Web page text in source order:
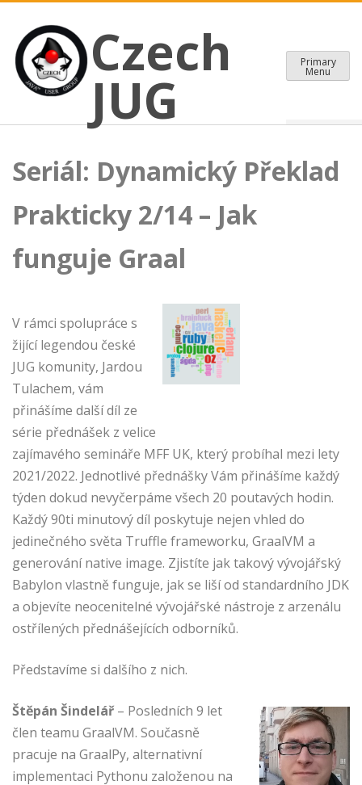
content
Czech JUG
CZECH JAVA USER GROUP
Czech
JUG
Primary
Menu
Seriál: Dynamický Překlad
Prakticky 2/14 – Jak
funguje Graal
V rámci spolupráce s
žijící legendou české
JUG komunity, Jardou
Tulachem, vám
přinášíme další díl ze
série přednášek z velice
zajímavého semináře MFF UK, který probíhal mezi lety
2021/2022. Jednotlivé přednášky Vám přinášíme každý
týden dokud nevyčerpáme všech 20 poutavých hodin.
Každý 90ti minutový díl poskytuje nejen vhled do
jedinečného světa Truffle frameworku, GraalVM a
generování native image. Zjistíte jak takový vývojářský
Babylon vlastně funguje, jak se liší od standardního JDK
a objevíte neocenitelné vývojářské nástroje z arzenálu
ostřílených přednášejících odborníků.
Představíme si dalšího z nich.
Štěpán Šindelář – Posledních 9 let
člen teamu GraalVM. Současně
pracuje na GraalPy, alternativní
implementaci Pythonu založenou na